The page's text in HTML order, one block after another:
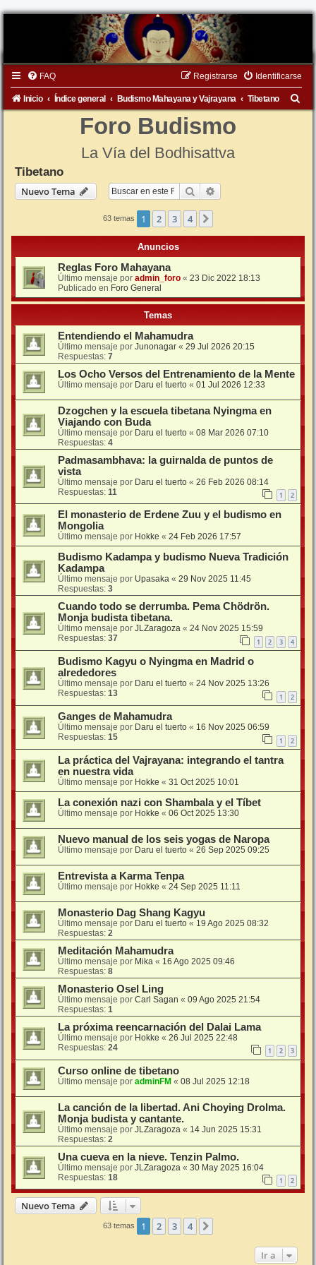
FAQ Identificarse
Registrarse
Inicio Índice general Budismo Mahayana y Vajrayana Tibetano
Foro Budismo
La Vía del Bodhisattva
Tibetano
Nuevo Tema
Buscar
63 temas 1 2 3 4
Anuncios
Reglas Foro Mahayana
Último mensaje por admin_foro « 23 Dic 2022 18:13
Publicado en Foro General
Temas
Entendiendo el Mahamudra
Último mensaje por Junonagar « 29 Jul 2026 20:15
Respuestas: 7
Los Ocho Versos del Entrenamiento de la Mente
Último mensaje por Daru el tuerto « 01 Jul 2026 12:33
Dzogchen y la escuela tibetana Nyingma en
Viajando con Buda
Último mensaje por Daru el tuerto « 08 Mar 2026 07:10
Respuestas: 4
Padmasambhava: la guirnalda de puntos de
vista
Último mensaje por Daru el tuerto « 26 Feb 2026 08:14
Respuestas: 11 1 2
El monasterio de Erdene Zuu y el budismo en
Mongolia
Último mensaje por Hokke « 24 Feb 2026 17:57
Budismo Kadampa y budismo Nueva Tradición
Kadampa
Último mensaje por Upasaka « 29 Nov 2025 11:45
Respuestas: 3
Cuando todo se derrumba. Pema Chödrön.
Monja budista tibetana.
Último mensaje por JLZaragoza « 24 Nov 2025 15:59
Respuestas: 37 1 2 3 4
Budismo Kagyu o Nyingma en Madrid o
alrededores
Último mensaje por Daru el tuerto « 24 Nov 2025 13:26
Respuestas: 13 1 2
Ganges de Mahamudra
Último mensaje por Daru el tuerto « 16 Nov 2025 06:59
Respuestas: 15 1 2
La práctica del Vajrayana: integrando el tantra
en nuestra vida
Último mensaje por Hokke « 31 Oct 2025 10:01
La conexión nazi con Shambala y el Tíbet
Último mensaje por Hokke « 06 Oct 2025 13:30
Nuevo manual de los seis yogas de Naropa
Último mensaje por Daru el tuerto « 26 Sep 2025 09:25
Entrevista a Karma Tenpa
Último mensaje por Hokke « 24 Sep 2025 11:11
Monasterio Dag Shang Kagyu
Último mensaje por Daru el tuerto « 19 Ago 2025 08:32
Respuestas: 2
Meditación Mahamudra
Último mensaje por Mika « 16 Ago 2025 09:46
Respuestas: 8
Monasterio Osel Ling
Último mensaje por Carl Sagan « 09 Ago 2025 21:54
Respuestas: 1
La próxima reencarnación del Dalai Lama
Último mensaje por Hokke « 26 Jul 2025 22:48
Respuestas: 24 1 2 3
Curso online de tibetano
Último mensaje por adminFM « 08 Jul 2025 12:18
La canción de la libertad. Ani Choying Drolma.
Monja budista y cantante.
Último mensaje por JLZaragoza « 14 Jun 2025 15:31
Respuestas: 2
Una cueva en la nieve. Tenzin Palmo.
Último mensaje por JLZaragoza « 30 May 2025 16:04
Respuestas: 18 1 2
Nuevo Tema
63 temas 1 2 3 4
Ir a